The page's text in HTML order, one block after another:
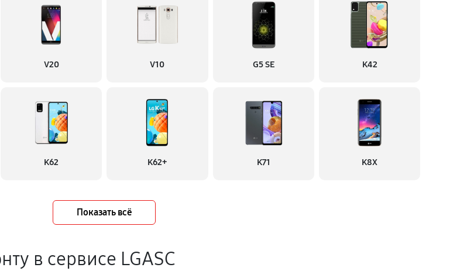
V20 V10 G5 SE K42
K62 K62+ K71 K8X
Показать всё
в сервисе LGASC